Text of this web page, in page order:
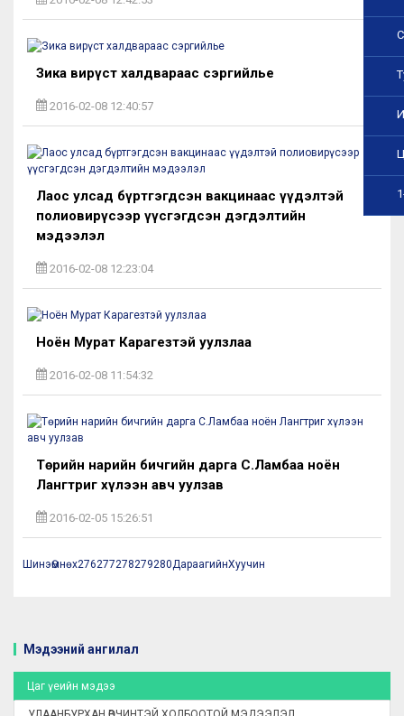
Зика вирүст халдвараас сэргийлье
2016-02-08 12:40:57
Лаос улсад бүртгэгдсэн вакцинаас үүдэлтэй
полиовирүсээр үүсгэгдсэн дэгдэлтийн
мэдээлэл
2016-02-08 12:23:04
Ноён Мурат Карагезтэй уулзлаа
2016-02-08 11:54:32
Төрийн нарийн бичгийн дарга С.Ламбаа ноён
Лангтриг хүлээн авч уулзав
2016-02-05 15:26:51
ШинэӨмнөх276277278279280ДараагийнХуучин
Мэдээний ангилал
Цаг үеийн мэдээ